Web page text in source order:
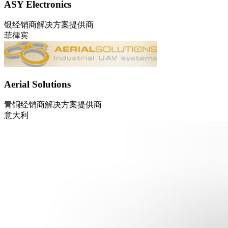
ASY Electronics
银经销商解决方案提供商
菲律宾
Aerial Solutions
青铜经销商解决方案提供商
意大利